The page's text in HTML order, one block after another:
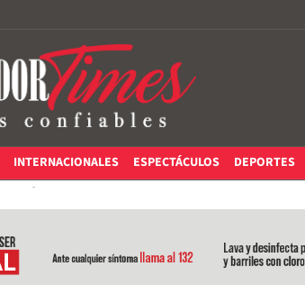
INTERNACIONALES ESPECTÁCULOS DEPORTES